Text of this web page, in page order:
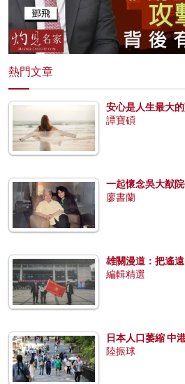
熱門文章
安心是人生最大
譚寶碩
一起懷念吳大猷
廖書蘭
雄關漫道：把遙
編輯精選
日本人口萎縮 中
陸振球